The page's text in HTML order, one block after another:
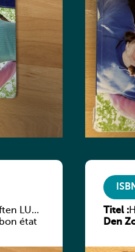
LUX
bon état
Titel :
Den